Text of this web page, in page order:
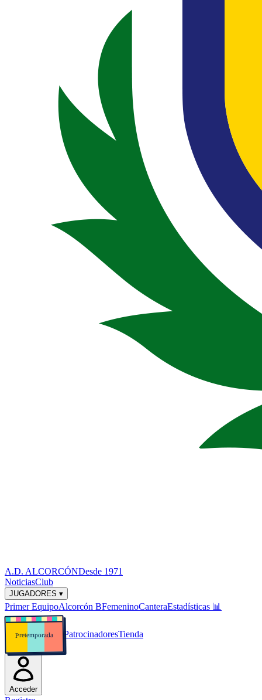
A.D. ALCORCÓNDesde 1971
NoticiasClub
JUGADORES ▾
Primer EquipoAlcorcón BFemeninoCanteraEstadísticas 📊
Pretemporada PatrocinadoresTienda
Acceder